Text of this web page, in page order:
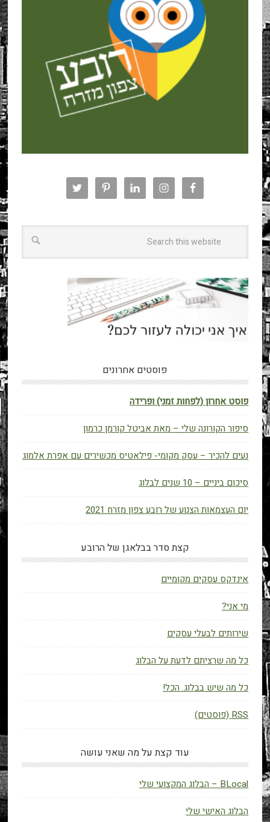
פוסטים אחרונים
פוסט אחרון (לפחות זמני) ופרידה
סיפור הקורונה שלי – מאת אביטל קורמן כרמון
נעים להכיר – עסק מקומי- פילאטיס מכשירים עם אפרת אלמוג
סיכום ביניים – 10 שנים לבלוג
יום העצמאות הצנוע של רובע צפון מזרח 2021
קצת סדר בבלאגן של הרובע
אינדקס עסקים מקומיים
מי אני?
שירותים לבעלי עסקים
כל מה שרציתם לדעת על הבלוג
כל מה שיש בבלוג. הכל!
RSS (פוסטים)
עוד קצת על מה שאני עושה
BLocal – הבלוג המקצועי שלי
הבלוג האישי שלי